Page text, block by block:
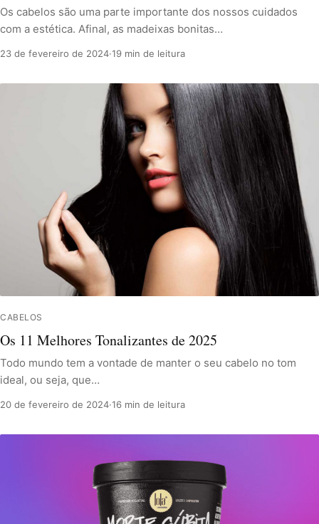
Os cabelos são uma parte importante dos nossos cuidados
com a estética. Afinal, as madeixas bonitas…
23 de fevereiro de 2024·19 min de leitura
CABELOS
Os 11 Melhores Tonalizantes de 2025
Todo mundo tem a vontade de manter o seu cabelo no tom
ideal, ou seja, que…
20 de fevereiro de 2024·16 min de leitura